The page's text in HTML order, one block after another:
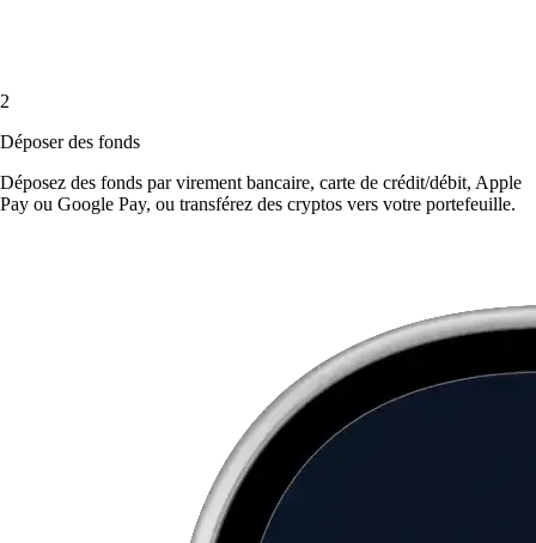
2
Déposer des fonds
Déposez des fonds par virement bancaire, carte de crédit/débit, Apple
Pay ou Google Pay, ou transférez des cryptos vers votre portefeuille.